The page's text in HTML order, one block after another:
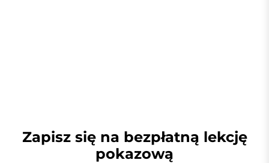
Zapisz się na bezpłatną lekcję
pokazową